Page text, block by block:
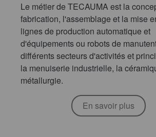
Le métier de TECAUMA est la
fabrication, l'assemblage et la mise
lignes de production automatique et
d'équipements ou robots de
différents secteurs d'activités et
la menuiserie industrielle, la
métallurgie.
En savoir plus